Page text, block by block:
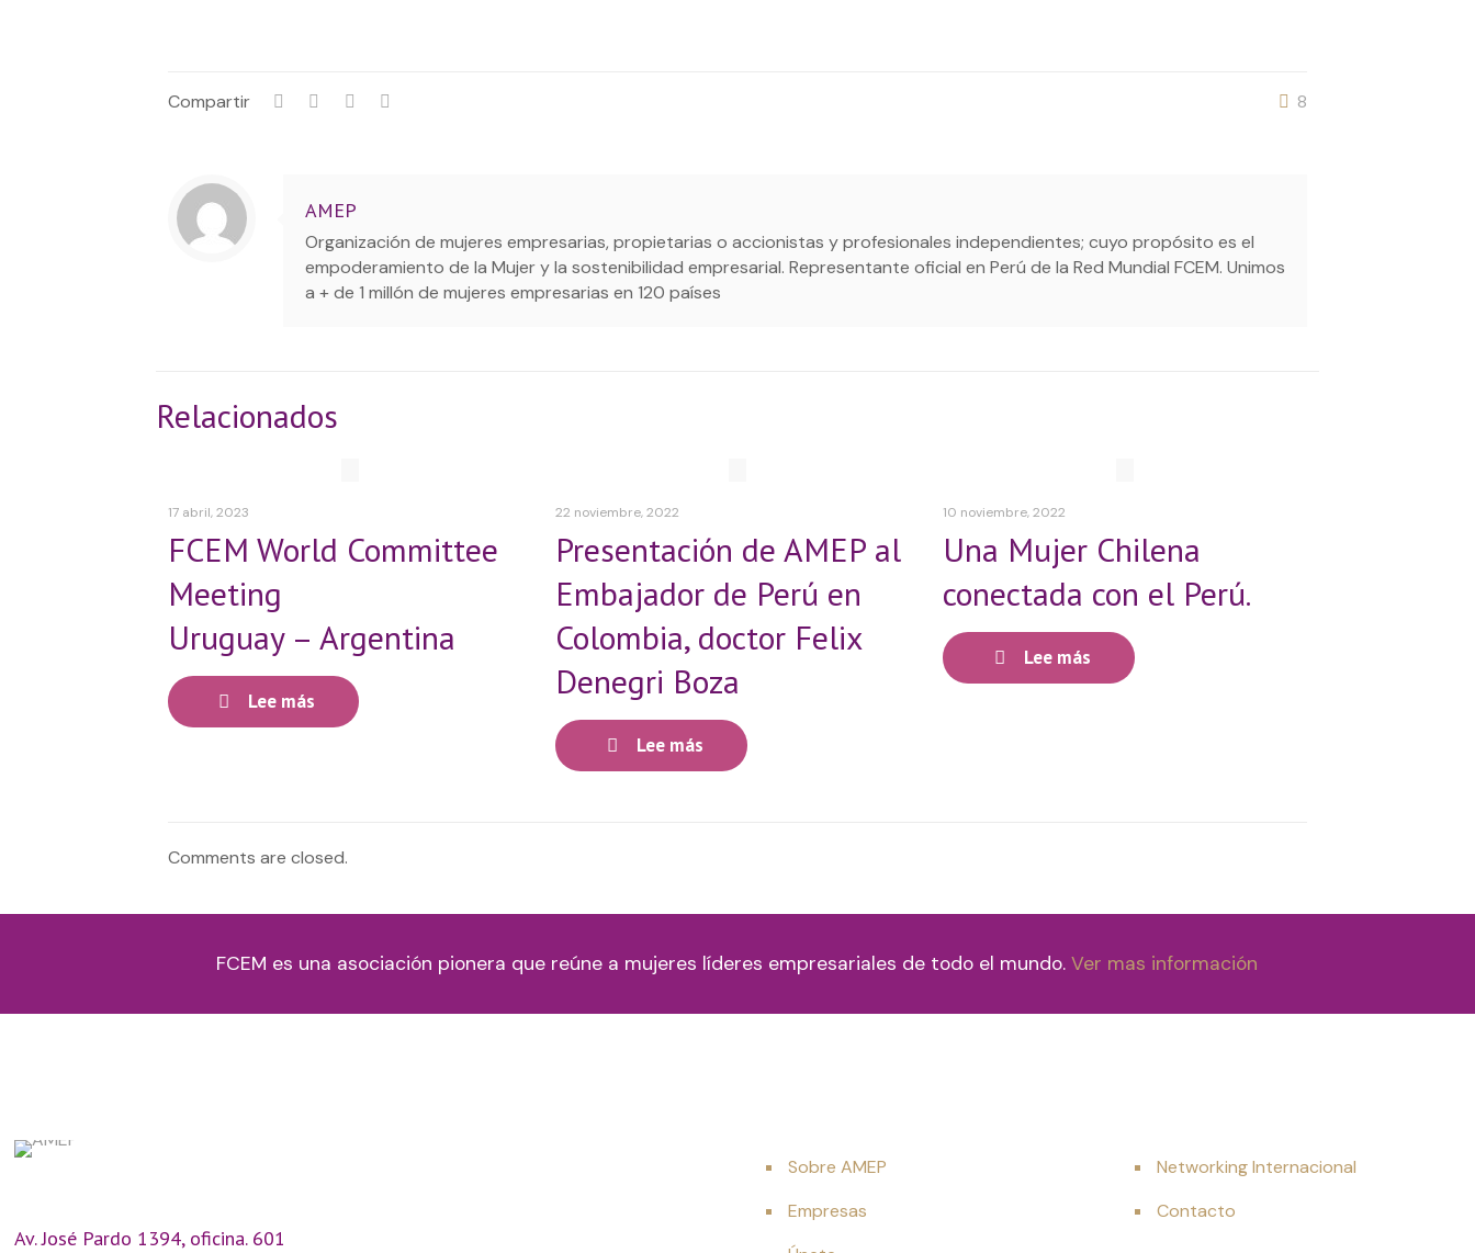
Compartir 8
AMEP
Organización de mujeres empresarias, propietarias o accionistas y profesionales independientes; cuyo propósito es el
empoderamiento de la Mujer y la sostenibilidad empresarial. Representante oficial en Perú de la Red Mundial FCEM. Unimos
a + de 1 millón de mujeres empresarias en 120 países
Relacionados
17 abril, 2023
FCEM World Committee
Meeting
Uruguay – Argentina
Lee más
22 noviembre, 2022
Presentación de AMEP al
Embajador de Perú en
Colombia, doctor Felix
Denegri Boza
Lee más
10 noviembre, 2022
Una Mujer Chilena
conectada con el Perú.
Lee más
Comments are closed.
FCEM es una asociación pionera que reúne a mujeres líderes empresariales de todo el mundo.Ver mas información
Av. José Pardo 1394, oficina. 601
Sobre AMEP
Empresas
Networking Internacional
Contacto